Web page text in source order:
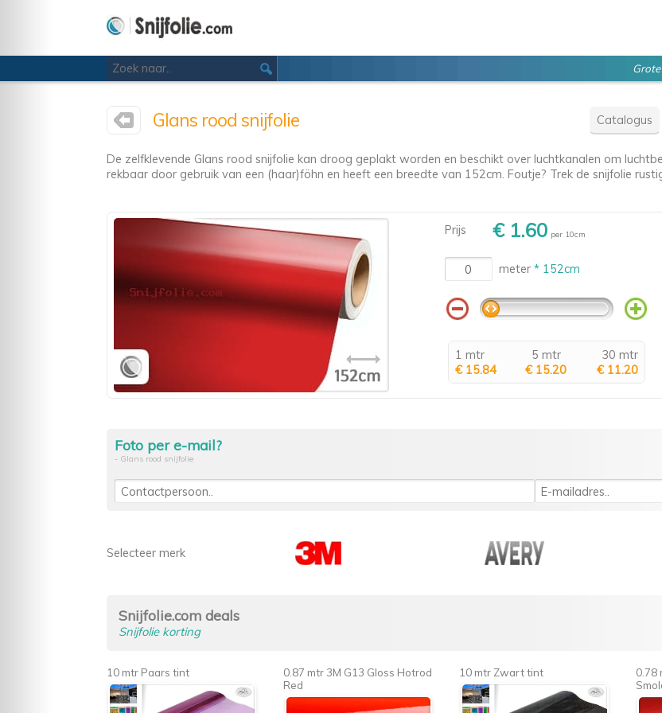
Catalogus
Glans rood snijfolie
De zelfklevende Glans rood snijfolie kan droog geplakt worden en beschikt over luchtkanalen om
rekbaar door gebruik van een (haar)föhn en heeft een breedte van 152cm. Foutje? Trek de snijfolie
Prijs € 1.60 per 10cm
meter * 152cm
1 mtr
€ 15.84
5 mtr
€ 15.20
30 mtr
€ 11.20
Foto per e-mail?
- Glans rood snijfolie
Selecteer merk
Snijfolie.com deals
Snijfolie korting
10 mtr Paars tint
0.87 mtr 3M G13 Gloss Hotrod
Red
10 mtr Zwart tint
0.78